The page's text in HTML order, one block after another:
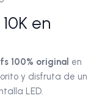
en
100% original en
y disfruta de un
LED.